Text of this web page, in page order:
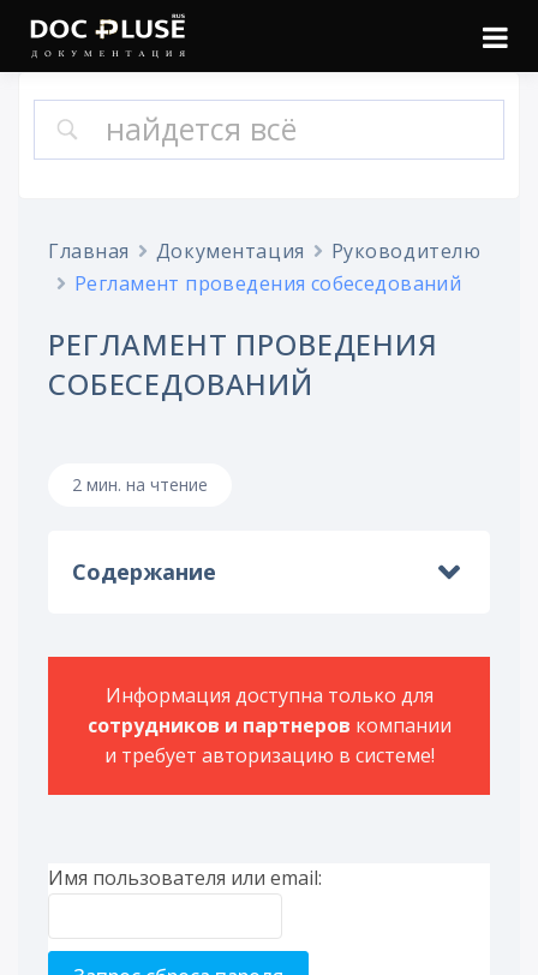
Doc Pluse
Главная Документация
Руководителю
Регламент проведения собеседований
РЕГЛАМЕНТ ПРОВЕДЕНИЯ
СОБЕСЕДОВАНИЙ
2 мин. на чтение
Содержание
Информация доступна только для
сотрудников и партнеров компании
и требует авторизацию в системе!
Имя пользователя или email: